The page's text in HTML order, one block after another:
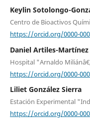
Keylin Sotolongo-
Centro de Bioactivos
https://orcid.org/0000-
Daniel Artiles-Martínez
Hospital "Arnaldo
https://orcid.org/0000-
Liliet González Sierra
Estación Experimental
https://orcid.org/0000-